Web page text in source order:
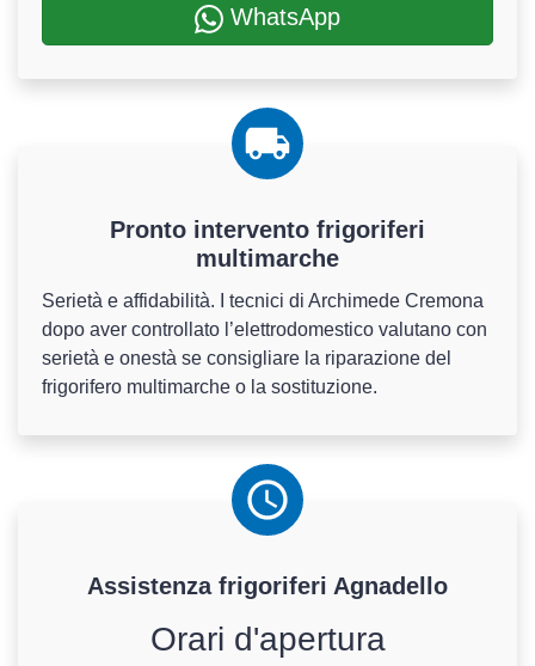
WhatsApp
Pronto intervento frigoriferi
multimarche
Serietà e affidabilità. I tecnici di Archimede Cremona
dopo aver controllato l’elettrodomestico valutano con
serietà e onestà se consigliare la riparazione del
frigorifero multimarche o la sostituzione.
Assistenza frigoriferi Agnadello
Orari d'apertura